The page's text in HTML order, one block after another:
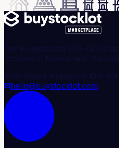
Der KI-gestützte B2B-
verifizierte Käufer und
Vereinigte Arabische Emirate
hello@buystocklot.com